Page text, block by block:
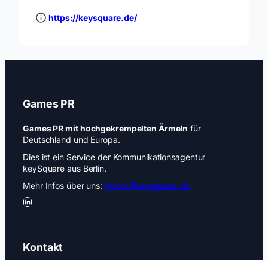
https://keysquare.de/
Games PR
Games PR mit hochgekrempelten Ärmeln für
Deutschland und Europa.
Dies ist ein Service der Kommunikationsagentur
keySquare aus Berlin.
Mehr Infos über uns: https://keysquare.de
LinkedIn
Kontakt